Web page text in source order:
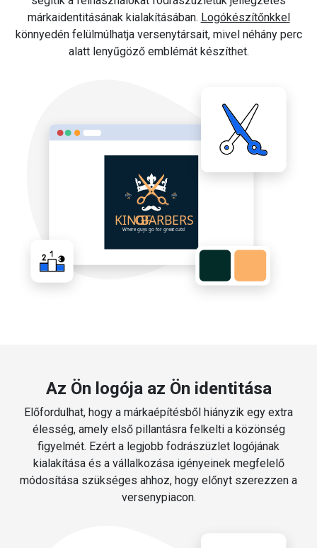
márkaidentitásának kialakításában. Logókészítőnkkel
könnyedén felülmúlhatja versenytársait, mivel néhány perc
alatt lenyűgöző emblémát készíthet.
Az Ön logója az Ön identitása
Előfordulhat, hogy a márkaépítésből hiányzik egy extra
élesség, amely első pillantásra felkelti a közönség
figyelmét. Ezért a legjobb fodrászüzlet logójának
kialakítása és a vállalkozása igényeinek megfelelő
módosítása szükséges ahhoz, hogy előnyt szerezzen a
versenypiacon.